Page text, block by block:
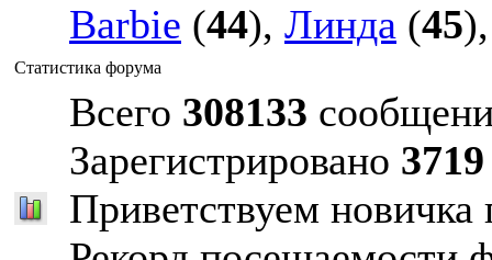
Barbie (44), Линда (45
Статистика форума
Всего 308133
Зарегистрировано 3719
Приветствуем